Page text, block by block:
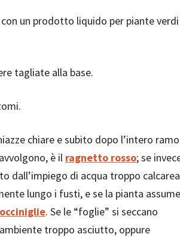
un prodotto liquido per piante verdi
tagliate alla base.
chiare e subito dopo l’intero ramo
è il ragnetto rosso; se
dall’impiego di acqua troppo
lungo i fusti, e se la pianta
. Se le “foglie” si seccano
troppo asciutto, oppure